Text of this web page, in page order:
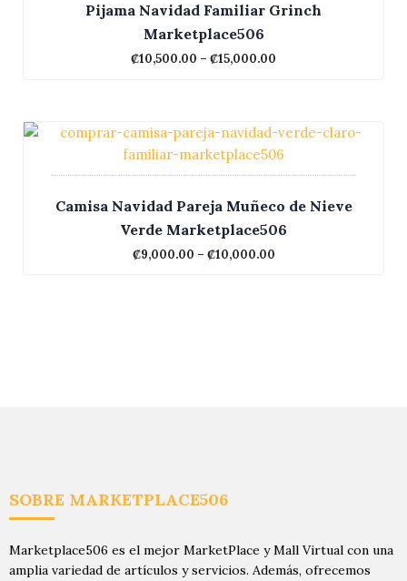
Pijama Navidad Familiar Grinch
Marketplace506
₡10,500.00 – ₡15,000.00
Camisa Navidad Pareja Muñeco de Nieve
Verde Marketplace506
₡9,000.00 – ₡10,000.00
SOBRE MARKETPLACE506
Marketplace506 es el mejor MarketPlace y Mall Virtual con una
amplia variedad de artículos y servicios. Además, ofrecemos